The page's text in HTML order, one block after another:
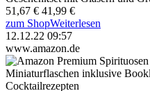
51,67 € 41,99 €
zum ShopWeiterlesen
12.12.22 09:57
www.amazon.de